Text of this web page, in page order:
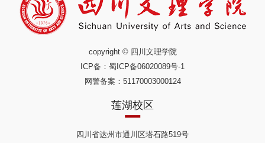
copyright © 四川文理学院
ICP备： 蜀ICP备06020089号-1
网警备案：51170003000124
莲湖校区
四川省达州市通川区塔石路519号